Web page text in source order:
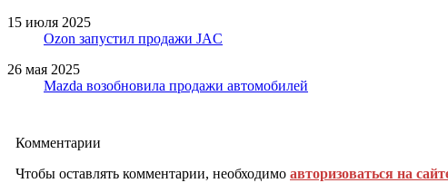
15 июля 2025
Ozon запустил продажи JAC
26 мая 2025
Mazda возобновила продажи автомобилей
Комментарии
Чтобы оставлять комментарии, необходимо авторизоваться на